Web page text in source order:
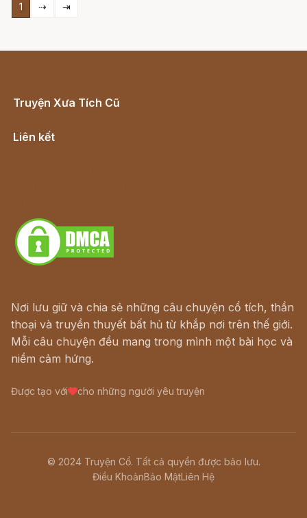
1 ⇢ ⇥
Truyện Xưa Tích Cũ
Liên kết
Nơi lưu giữ và chia sẻ những câu chuyện cổ tích, thần
thoại và truyền thuyết bất hủ từ khắp nơi trên thế giới.
Mỗi câu chuyện đều mang trong mình một bài học và
niềm cảm hứng.
Được tạo với cho những người yêu truyện
© 2024 Truyện Cổ. Tất cả quyền được bảo lưu.
Điều KhoảnBảo MậtLiên Hệ